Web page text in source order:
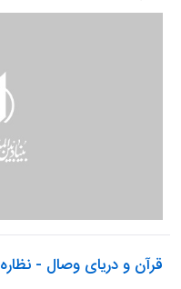
قرآن و دریای وصال - نظاره